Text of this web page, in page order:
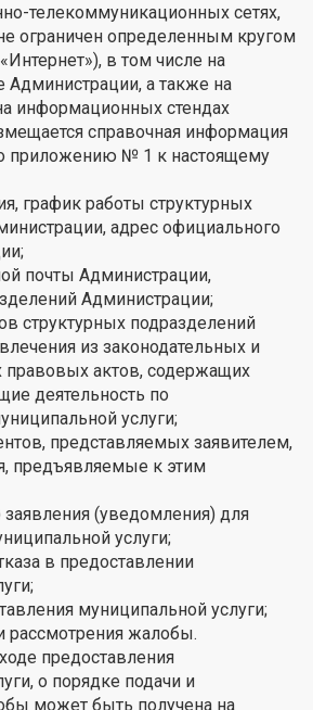
телекоммуникационных сетях,
ограничен определенным кругом
в том числе на
Администрации, а также на
информационных стендах
справочная информация
приложению № 1 к настоящему
график работы структурных
адрес официального
почты Администрации,
Администрации;
структурных подразделений
из законодательных и
актов, содержащих
деятельность по
услуги;
представляемых заявителем,
предъявляемые к этим
(уведомления) для
услуги;
в предоставлении
муниципальной услуги;
рассмотрения жалобы.
предоставления
о порядке подачи и
может быть получена на